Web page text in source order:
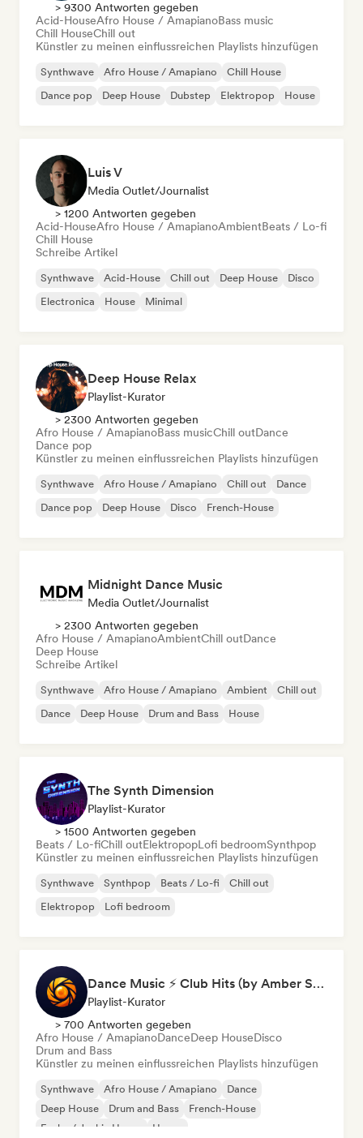
> 9300 Antworten gegeben
Acid-HouseAfro House / AmapianoBass music
Chill HouseChill out
Künstler zu meinen einflussreichen Playlists hinzufügen
Synthwave Afro House / Amapiano
Chill House
Dance pop
Deep House Dubstep Elektropop House
Luis V
Media Outlet/Journalist
> 1200 Antworten gegeben
Acid-HouseAfro House / AmapianoAmbientBeats / Lo-fi
Chill House
Schreibe Artikel
Synthwave Acid-House Chill out Deep House
Disco
Electronica
House Minimal
Deep House Relax
Playlist-Kurator
> 2300 Antworten gegeben
Afro House / AmapianoBass musicChill outDance
Dance pop
Künstler zu meinen einflussreichen Playlists hinzufügen
Synthwave Afro House / Amapiano Chill out
Dance
Dance pop
Deep House Disco French-House
Midnight Dance Music
Media Outlet/Journalist
> 2300 Antworten gegeben
Afro House / AmapianoAmbientChill outDance
Deep House
Schreibe Artikel
Synthwave Afro House / Amapiano Ambient
Chill out
Dance
Deep House Drum and Bass House
The Synth Dimension
Playlist-Kurator
> 1500 Antworten gegeben
Beats / Lo-fiChill outElektropopLofi bedroomSynthpop
Künstler zu meinen einflussreichen Playlists hinzufügen
Synthwave Synthpop Beats / Lo-fi
Chill out
Elektropop
Lofi bedroom
Dance Music ⚡ Club Hits (by Amber Sounds)
Playlist-Kurator
> 700 Antworten gegeben
Afro House / AmapianoDanceDeep HouseDisco
Drum and Bass
Künstler zu meinen einflussreichen Playlists hinzufügen
Synthwave Afro House / Amapiano
Dance
Deep House
Drum and Bass
French-House
Funky / Jackin House
House